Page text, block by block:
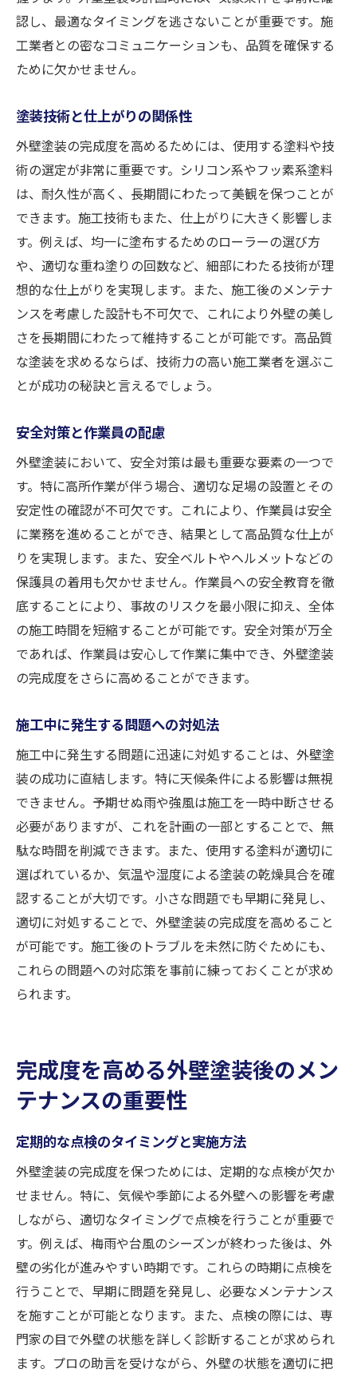
認し、最適なタイミングを逃さないことが重要です。施
工業者との密なコミュニケーションも、品質を確保する
ために欠かせません。
塗装技術と仕上がりの関係性
外壁塗装の完成度を高めるためには、使用する塗料や技
術の選定が非常に重要です。シリコン系やフッ素系塗料
は、耐久性が高く、長期間にわたって美観を保つことが
できます。施工技術もまた、仕上がりに大きく影響しま
す。例えば、均一に塗布するためのローラーの選び方
や、適切な重ね塗りの回数など、細部にわたる技術が理
想的な仕上がりを実現します。また、施工後のメンテナ
ンスを考慮した設計も不可欠で、これにより外壁の美し
さを長期間にわたって維持することが可能です。高品質
な塗装を求めるならば、技術力の高い施工業者を選ぶこ
とが成功の秘訣と言えるでしょう。
安全対策と作業員の配慮
外壁塗装において、安全対策は最も重要な要素の一つで
す。特に高所作業が伴う場合、適切な足場の設置とその
安定性の確認が不可欠です。これにより、作業員は安全
に業務を進めることができ、結果として高品質な仕上が
りを実現します。また、安全ベルトやヘルメットなどの
保護具の着用も欠かせません。作業員への安全教育を徹
底することにより、事故のリスクを最小限に抑え、全体
の施工時間を短縮することが可能です。安全対策が万全
であれば、作業員は安心して作業に集中でき、外壁塗装
の完成度をさらに高めることができます。
施工中に発生する問題への対処法
施工中に発生する問題に迅速に対処することは、外壁塗
装の成功に直結します。特に天候条件による影響は無視
できません。予期せぬ雨や強風は施工を一時中断させる
必要がありますが、これを計画の一部とすることで、無
駄な時間を削減できます。また、使用する塗料が適切に
選ばれているか、気温や湿度による塗装の乾燥具合を確
認することが大切です。小さな問題でも早期に発見し、
適切に対処することで、外壁塗装の完成度を高めること
が可能です。施工後のトラブルを未然に防ぐためにも、
これらの問題への対応策を事前に練っておくことが求め
られます。
完成度を高める外壁塗装後のメン
テナンスの重要性
定期的な点検のタイミングと実施方法
外壁塗装の完成度を保つためには、定期的な点検が欠か
せません。特に、気候や季節による外壁への影響を考慮
しながら、適切なタイミングで点検を行うことが重要で
す。例えば、梅雨や台風のシーズンが終わった後は、外
壁の劣化が進みやすい時期です。これらの時期に点検を
行うことで、早期に問題を発見し、必要なメンテナンス
を施すことが可能となります。また、点検の際には、専
門家の目で外壁の状態を詳しく診断することが求められ
ます。プロの助言を受けながら、外壁の状態を適切に把